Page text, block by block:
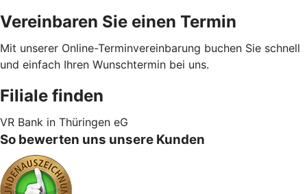
Vereinbaren Sie einen Termin
Mit unserer Online-Terminvereinbarung buchen Sie schnell
und einfach Ihren Wunschtermin bei uns.
Filiale finden
VR Bank in Thüringen eG
So bewerten uns unsere Kunden